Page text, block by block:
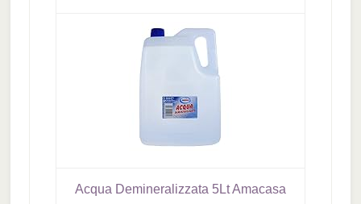
Acqua Demineralizzata 5Lt Amacasa